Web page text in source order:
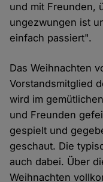
und mit Freunden,
ungezwungen ist
einfach passiert".
Das Weihnachten
Vorstandsmitglied
wird im
und Freunden
gespielt und
geschaut. Die
auch dabei. Über
Weihnachten